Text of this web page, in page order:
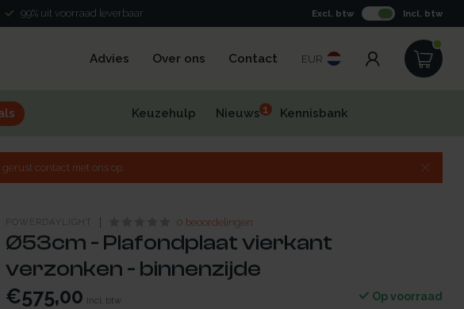
99% uit voorraad leverbaar Excl. btw Incl. btw
Advies Over ons Contact EUR
Keuzehulp Nieuws1 Kennisbank
contact met ons op.
POWERDAYLIGHT 0 beoordelingen
Ø53cm - Plafondplaat vierkant
verzonken - binnenzijde
€575,00 Incl. btw Op voorraad